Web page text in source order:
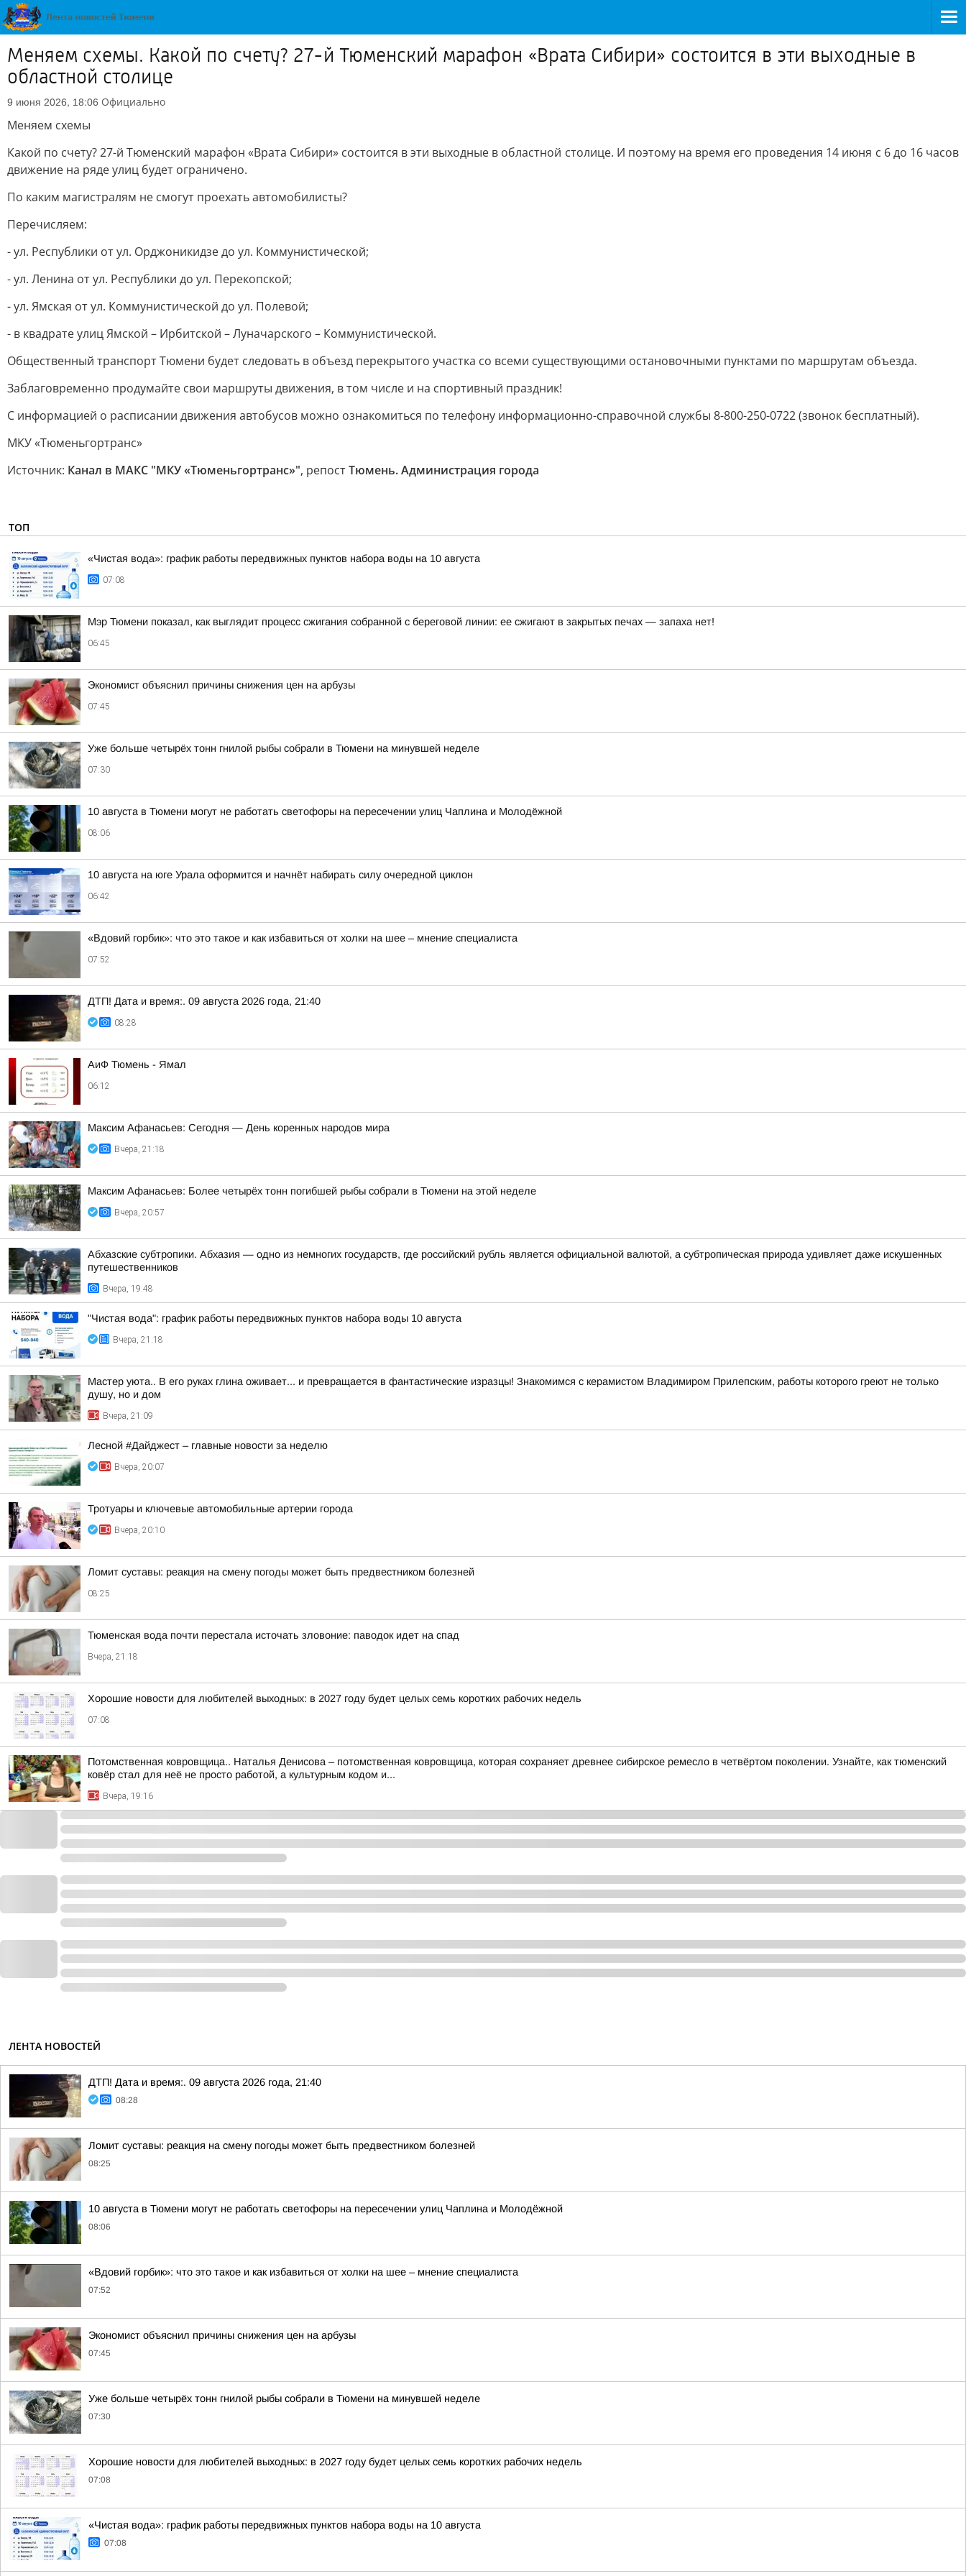
Меняем схемы. Какой по счету? 27-й Тюменский марафон «Врата Сибири» состоится в эти выходные в
областной столице
9 июня 2026, 18:06 Официально
Меняем схемы
Какой по счету? 27-й Тюменский марафон «Врата Сибири» состоится в эти выходные в областной столице. И поэтому на время его проведения 14 июня с 6 до 16 часов
движение на ряде улиц будет ограничено.
По каким магистралям не смогут проехать автомобилисты?
Перечисляем:
- ул. Республики от ул. Орджоникидзе до ул. Коммунистической;
- ул. Ленина от ул. Республики до ул. Перекопской;
- ул. Ямская от ул. Коммунистической до ул. Полевой;
- в квадрате улиц Ямской – Ирбитской – Луначарского – Коммунистической.
Общественный транспорт Тюмени будет следовать в объезд перекрытого участка со всеми существующими остановочными пунктами по маршрутам объезда.
Заблаговременно продумайте свои маршруты движения, в том числе и на спортивный праздник!
С информацией о расписании движения автобусов можно ознакомиться по телефону информационно-справочной службы 8-800-250-0722 (звонок бесплатный).
МКУ «Тюменьгортранс»
Источник: Канал в МАКС "МКУ «Тюменьгортранс»", репостТюмень. Администрация города
ТОП
«Чистая вода»: график работы передвижных пунктов набора воды на 10 августа
07:08
Мэр Тюмени показал, как выглядит процесс сжигания собранной с береговой линии: ее сжигают в закрытых печах — запаха нет!
06:45
Экономист объяснил причины снижения цен на арбузы
07:45
Уже больше четырёх тонн гнилой рыбы собрали в Тюмени на минувшей неделе
07:30
10 августа в Тюмени могут не работать светофоры на пересечении улиц Чаплина и Молодёжной
08:06
10 августа на юге Урала оформится и начнёт набирать силу очередной циклон
06:42
«Вдовий горбик»: что это такое и как избавиться от холки на шее – мнение специалиста
07:52
ДТП! Дата и время:. 09 августа 2026 года, 21:40
08:28
АиФ Тюмень - Ямал
06:12
Максим Афанасьев: Сегодня — День коренных народов мира
Вчера, 21:18
Максим Афанасьев: Более четырёх тонн погибшей рыбы собрали в Тюмени на этой неделе
Вчера, 20:57
Абхазские субтропики. Абхазия — одно из немногих государств, где российский рубль является официальной валютой, а субтропическая природа удивляет даже искушенных
путешественников
Вчера, 19:48
"Чистая вода": график работы передвижных пунктов набора воды 10 августа
Вчера, 21:18
Мастер уюта.. В его руках глина оживает... и превращается в фантастические изразцы! Знакомимся с керамистом Владимиром Прилепским, работы которого греют не только
душу, но и дом
Вчера, 21:09
Лесной #Дайджест – главные новости за неделю
Вчера, 20:07
Тротуары и ключевые автомобильные артерии города
Вчера, 20:10
Ломит суставы: реакция на смену погоды может быть предвестником болезней
08:25
Тюменская вода почти перестала источать зловоние: паводок идет на спад
Вчера, 21:18
Хорошие новости для любителей выходных: в 2027 году будет целых семь коротких рабочих недель
07:08
Потомственная ковровщица.. Наталья Денисова – потомственная ковровщица, которая сохраняет древнее сибирское ремесло в четвёртом поколении. Узнайте, как тюменский
ковёр стал для неё не просто работой, а культурным кодом и...
Вчера, 19:16
ЛЕНТА НОВОСТЕЙ
ДТП! Дата и время:. 09 августа 2026 года, 21:40
08:28
Ломит суставы: реакция на смену погоды может быть предвестником болезней
08:25
10 августа в Тюмени могут не работать светофоры на пересечении улиц Чаплина и Молодёжной
08:06
«Вдовий горбик»: что это такое и как избавиться от холки на шее – мнение специалиста
07:52
Экономист объяснил причины снижения цен на арбузы
07:45
Уже больше четырёх тонн гнилой рыбы собрали в Тюмени на минувшей неделе
07:30
Хорошие новости для любителей выходных: в 2027 году будет целых семь коротких рабочих недель
07:08
«Чистая вода»: график работы передвижных пунктов набора воды на 10 августа
07:08